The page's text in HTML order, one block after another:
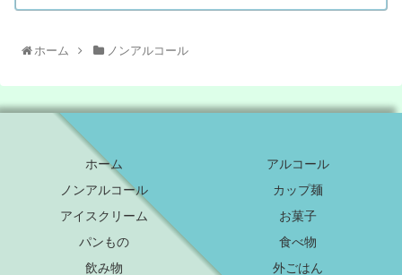
ホーム ノンアルコール
ホーム
アルコール
ノンアルコール
カップ麺
アイスクリーム
お菓子
パンもの
食べ物
飲み物
外ごはん